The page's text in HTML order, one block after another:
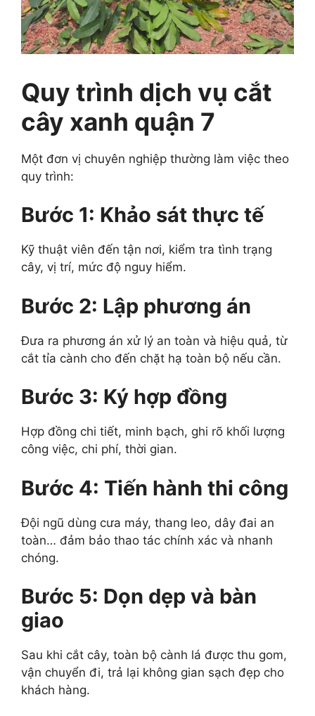
Quy trình dịch vụ cắt
cây xanh quận 7
Một đơn vị chuyên nghiệp thường làm việc theo
quy trình:
Bước 1: Khảo sát thực tế
Kỹ thuật viên đến tận nơi, kiểm tra tình trạng
cây, vị trí, mức độ nguy hiểm.
Bước 2: Lập phương án
Đưa ra phương án xử lý an toàn và hiệu quả, từ
cắt tỉa cành cho đến chặt hạ toàn bộ nếu cần.
Bước 3: Ký hợp đồng
Hợp đồng chi tiết, minh bạch, ghi rõ khối lượng
công việc, chi phí, thời gian.
Bước 4: Tiến hành thi công
Đội ngũ dùng cưa máy, thang leo, dây đai an
toàn… đảm bảo thao tác chính xác và nhanh
chóng.
Bước 5: Dọn dẹp và bàn
giao
Sau khi cắt cây, toàn bộ cành lá được thu gom,
vận chuyển đi, trả lại không gian sạch đẹp cho
khách hàng.